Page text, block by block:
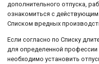
дополнительного отпуска,
ознакомиться с
Списком вредных
Если согласно по Списку
для определенной профессии
необходимо установить